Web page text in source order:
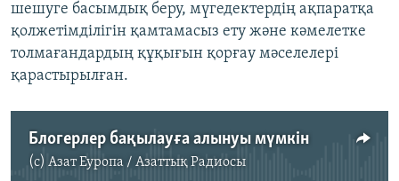
шешуге басымдық беру, мүгедектердің ақпаратқа
қолжетімділігін қамтамасыз ету және кәмелетке
толмағандардың құқығын қорғау мәселелері
қарастырылған.
Блогерлер бақылауға алынуы мүмкін
(c) Азат Еуропа / Азаттық Радиосы
No media source currently available